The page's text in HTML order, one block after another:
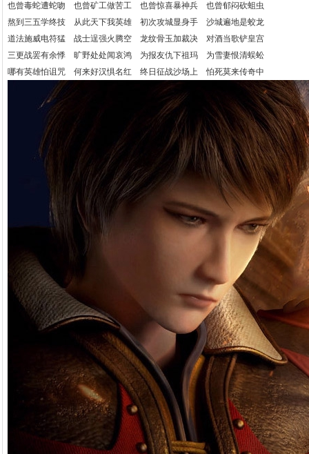
也曾毒蛇遭蛇吻 也曾矿工做苦工 也曾惊喜暴神兵 也曾郁闷砍蛆虫
熬到三五学终技 从此天下我英雄 初次攻城显身手 沙城遍地是蛟龙
道法施威电符猛 战士逞强火腾空 龙纹骨玉加裁决 对酒当歌铲皇宫
三更战罢有余悸 旷野处处闻哀鸿 为报友仇下祖玛 为雪妻恨清蜈蚣
哪有英雄怕诅咒 何来好汉惧名红 终日征战沙场上 怕死莫来传奇中